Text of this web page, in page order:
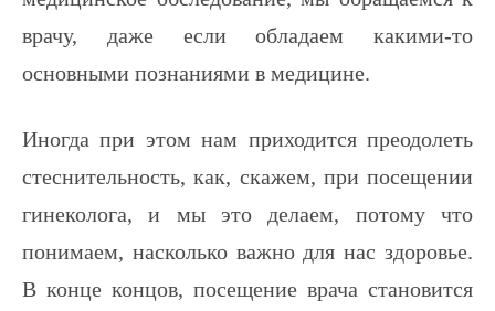
врачу, даже если обладаем какими-то
основными познаниями в медицине.
Иногда при этом нам приходится преодолеть
стеснительность, как, скажем, при посещении
гинеколога, и мы это делаем, потому что
понимаем, насколько важно для нас здоровье.
В конце концов, посещение врача становится